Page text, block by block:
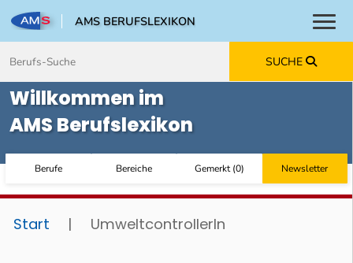
AMS BERUFSLEXIKON
SUCHE
Willkommen im
AMS Berufslexikon
Berufe Bereiche Gemerkt(0) Newsletter
Start | UmweltcontrollerIn